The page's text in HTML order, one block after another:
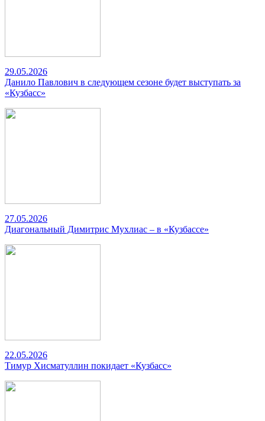
29.05.2026
Данило Павлович в следующем сезоне будет выступать за
«Кузбасс»
27.05.2026
Диагональный Димитрис Мухлиас – в «Кузбассе»
22.05.2026
Тимур Хисматуллин покидает «Кузбасс»